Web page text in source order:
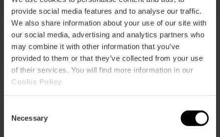
provide social media features and to analyse our traffic.
We also share information about your use of our site with
our social media, advertising and analytics partners who
may combine it with other information that you’ve
provided to them or that they’ve collected from your use
of their services. You will find more information in our
Cookie Policy
Selection
Necessary
Beleef de Fallas als een
echte fallero
Dompel jezelf onder in de gebruiken
die deze feesten uniek maken. Proef
langs de verlichte straten in de